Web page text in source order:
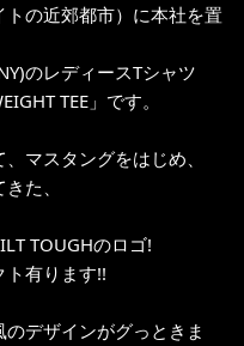
の近郊都市）に本社を置
のレディースTシャツ
TEE」です。
マスタングをはじめ、
た、
TOUGHのロゴ!
ト有ります!!
デザインがグっときま